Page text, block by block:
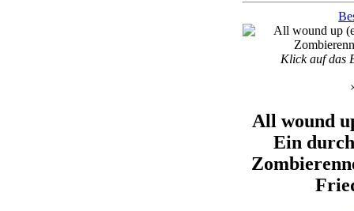
Klick auf das
All wound
Ein